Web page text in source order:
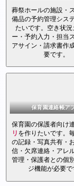
葬祭ホールの施設・
備品の予約管理シス
たいです。空き状
ー・予約入力・担当
アサイン・請求書作
要です。
保育園連絡帳ア
保育園の保護者向け
リ を作りたいです。
の記録・写真共有・
信・欠席連絡・アレ
管理・保護者との個
ジ機能が必要で